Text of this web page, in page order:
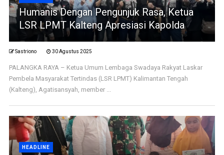
Humanis Dengan Pengunjuk Rasa, Ketua
LSR LPMT Kalteng Apresiasi Kapolda
Sastriono 30 Agustus 2025
PALANGKA RAYA – Ketua Umum Lembaga Swadaya Rakyat Laskar
Pembela Masyarakat Tertindas (LSR LPMT) Kalimantan Tengah
(Kalteng), Agatisansyah, member ...
HEADLINE